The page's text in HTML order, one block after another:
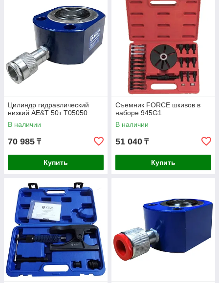
Цилиндр гидравлический
низкий AE&T 50т T05050
В наличии
70 985 ₸
Купить
Съемник FORCE шкивов в
наборе 945G1
В наличии
51 040 ₸
Купить